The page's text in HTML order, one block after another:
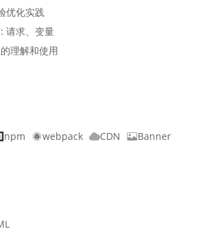
优化实践
请求、变量
理解和使用
npm webpack CDN Banner